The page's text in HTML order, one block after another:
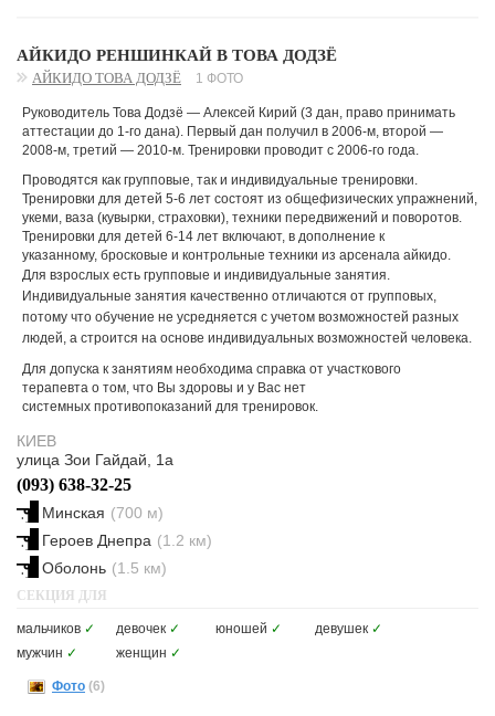
АЙКИДО РЕНШИНКАЙ В ТОВА ДОДЗЁ
АЙКИДО ТОВА ДОДЗЁ 1 ФОТО
Руководитель Това Додзё — Алексей Кирий (3 дан, право принимать
аттестации до 1-го дана). Первый дан получил в 2006-м, второй —
2008-м, третий — 2010-м. Тренировки проводит с 2006-го года.
Проводятся как групповые, так и индивидуальные тренировки.
Тренировки для детей 5-6 лет состоят из общефизических упражнений,
укеми, ваза (кувырки, страховки), техники передвижений и поворотов.
Тренировки для детей 6-14 лет включают, в дополнение к
указанному, бросковые и контрольные техники из арсенала айкидо.
Для взрослых есть групповые и индивидуальные занятия.
Индивидуальные занятия качественно отличаются от групповых,
потому что обучение не усредняется с учетом возможностей разных
людей, а строится на основе индивидуальных возможностей человека.
Для допуска к занятиям необходима справка от участкового
терапевта о том, что Вы здоровы и у Вас нет
системных противопоказаний для тренировок.
КИЕВ
улица Зои Гайдай, 1а
(093) 638-32-25
Минская (700 м)
Героев Днепра (1.2 км)
Оболонь (1.5 км)
СЕКЦИЯ ДЛЯ
мальчиков ✓ девочек ✓ юношей ✓ девушек ✓
мужчин ✓ женщин ✓
Фото (6)